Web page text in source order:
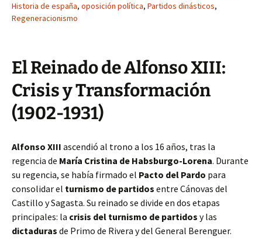
Historia de españa, oposición política, Partidos dinásticos,
Regeneracionismo
El Reinado de Alfonso XIII:
Crisis y Transformación
(1902-1931)
Alfonso XIII ascendió al trono a los 16 años, tras la
regencia de María Cristina de Habsburgo-Lorena. Durante
su regencia, se había firmado el Pacto del Pardo para
consolidar el turnismo de partidos entre Cánovas del
Castillo y Sagasta. Su reinado se divide en dos etapas
principales: la crisis del turnismo de partidos y las
dictaduras de Primo de Rivera y del General Berenguer.